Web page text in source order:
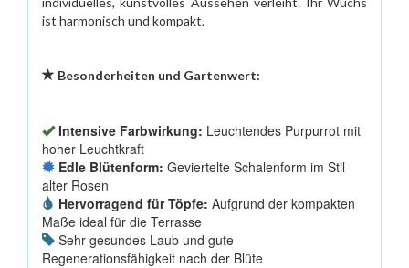
ist harmonisch und kompakt.
Besonderheiten und Gartenwert:
Intensive Farbwirkung: Leuchtendes Purpurrot mit
hoher Leuchtkraft
Edle Blütenform: Geviertelte Schalenform im Stil
alter Rosen
Hervorragend für Töpfe: Aufgrund der kompakten
Maße ideal für die Terrasse
Sehr gesundes Laub und gute
Regenerationsfähigkeit nach der Blüte